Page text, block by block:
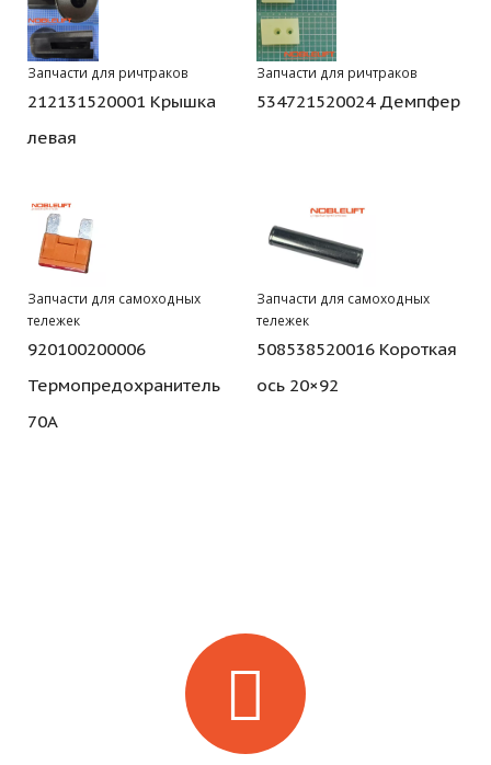
Запчасти для ричтраков
212131520001 Крышка
левая
Запчасти для ричтраков
534721520024 Демпфер
Запчасти для самоходных
тележек
920100200006
Термопредохранитель
70А
Запчасти для самоходных
тележек
508538520016 Короткая
ось 20×92